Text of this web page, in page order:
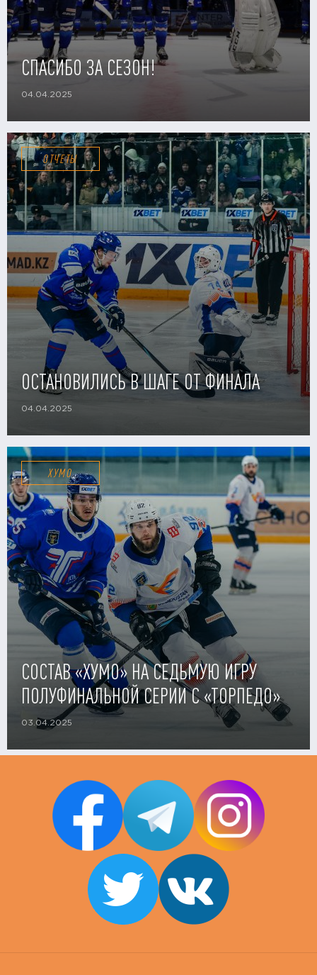
СПАСИБО ЗА СЕЗОН!
04.04.2025
ОТЧЕТЫ
ОСТАНОВИЛИСЬ В ШАГЕ ОТ ФИНАЛА
04.04.2025
ХУМО
СОСТАВ «ХУМО» НА СЕДЬМУЮ ИГРУ
ПОЛУФИНАЛЬНОЙ СЕРИИ С «ТОРПЕДО»
03.04.2025